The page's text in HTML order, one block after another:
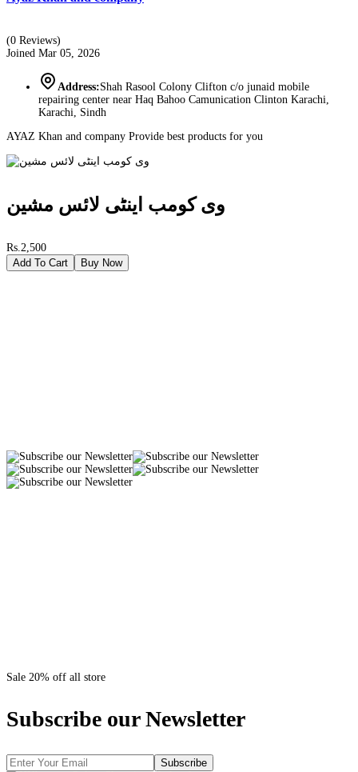
(0 Reviews)
Joined Mar 05, 2026
Address:Shah Rasool Colony Clifton c/o junaid mobile
repairing center near Haq Bahoo Camunication Clinton Karachi,
Karachi, Sindh
AYAZ Khan and company Provide best products for you
وی کومب اینٹی لائس مشین
Rs.2,500
Add To Cart
Buy Now
Sale 20% off all store
Subscribe our Newsletter
Subscribe